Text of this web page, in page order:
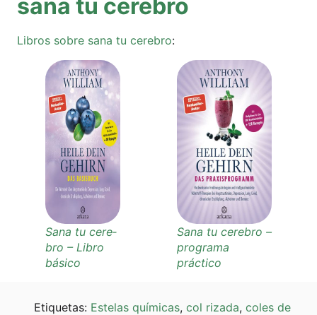
sana tu cerebro
Libros sob­re sana tu cere­b­ro:
Sana tu cere­
b­ro – Libro
básico
Sana tu cere­b­ro –
pro­gra­ma
práctico
Eti­que­tas: Este­las quí­mi­cas, col rizada, coles de